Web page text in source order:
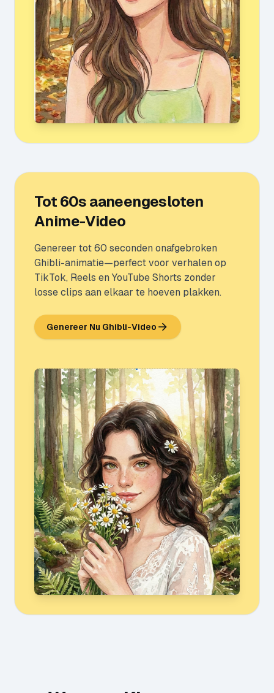
Tot 60s aaneengesloten
Anime-Video
Genereer tot 60 seconden onafgebroken
Ghibli-animatie—perfect voor verhalen op
TikTok, Reels en YouTube Shorts zonder
losse clips aan elkaar te hoeven plakken.
Genereer Nu Ghibli-Video